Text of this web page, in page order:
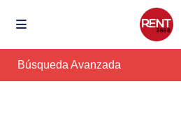
Búsqueda Avanzada